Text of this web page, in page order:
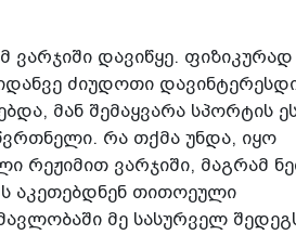
ვარჯიში დავიწყე. ფიზიკურად
ძიუდოთი
მან შემაყვარა სპორტის
რა თქმა უნდა, იყო
რეჟიმით ვარჯიში, მაგრამ
აკეთებდნენ თითოეული
მე სასურველ